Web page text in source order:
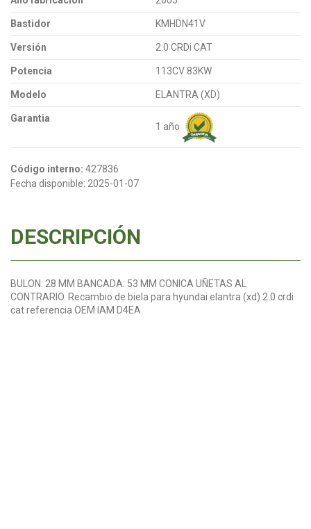
Bastidor KMHDN41V
Versión 2.0 CRDi CAT
Potencia 113CV 83KW
Modelo ELANTRA (XD)
Garantia
1 año
Código interno: 427836
Fecha disponible: 2025-01-07
DESCRIPCIÓN
BULON: 28 MM BANCADA: 53 MM CONICA UÑETAS AL
CONTRARIO. Recambio de biela para hyundai elantra (xd) 2.0 crdi
cat referencia OEM IAM D4EA